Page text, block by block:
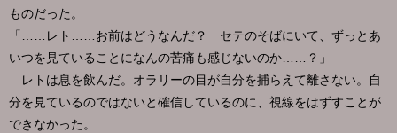
ものだった。
「……レト……お前はどうなんだ？ セテのそばにいて、ずっとあ
いつを見ていることになんの苦痛も感じないのか……？」
レトは息を飲んだ。オラリーの目が自分を捕らえて離さない。自
分を見ているのではないと確信しているのに、視線をはずすことが
できなかった。